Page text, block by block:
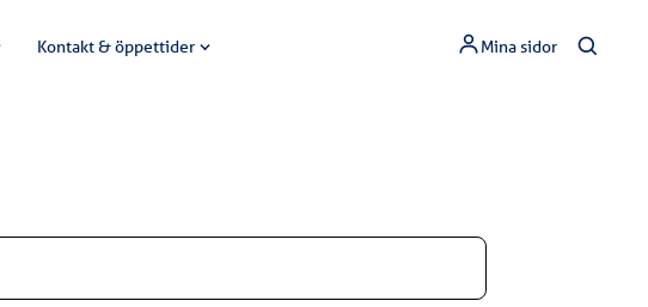
Kontakt & öppettider Mina sidor